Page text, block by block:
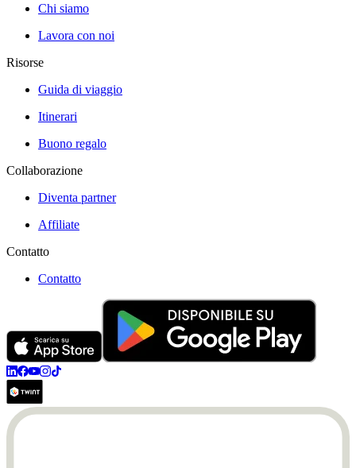
Chi siamo
Lavora con noi
Risorse
Guida di viaggio
Itinerari
Buono regalo
Collaborazione
Diventa partner
Affiliate
Contatto
Contatto